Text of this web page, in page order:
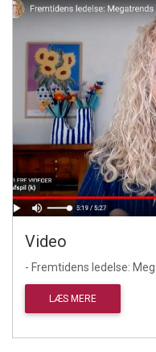
Video
- Fremtidens ledelse:
LÆS MERE